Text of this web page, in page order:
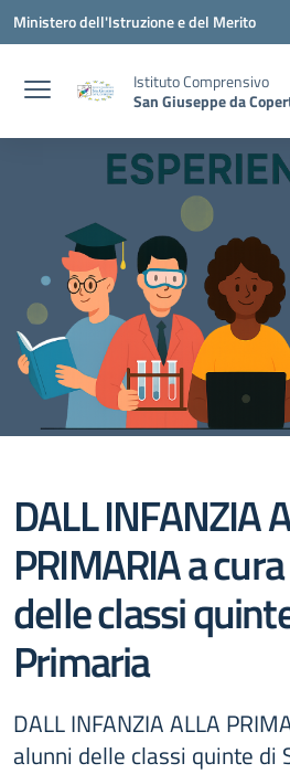
Vai ai contenuti
Vai al menu di navigazione
Vai al footer
Ministero dell'Istruzione e del Merito
Istituto Comprensivo
San Giuseppe da
DALL INFANZIA
PRIMARIA a
delle classi
Primaria
DALL INFANZIA ALLA
alunni delle classi quinte di